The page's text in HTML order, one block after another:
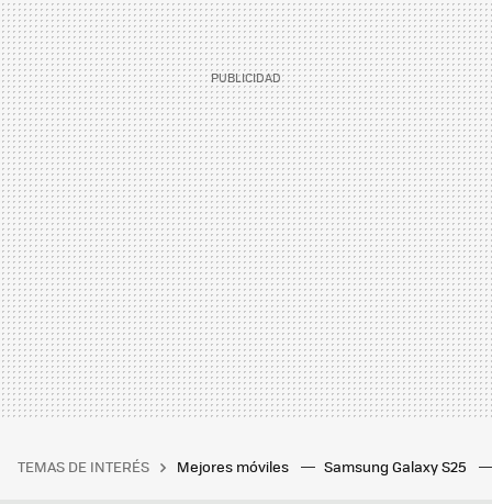
TEMAS DE INTERÉS Mejores móviles Samsung Galaxy S25